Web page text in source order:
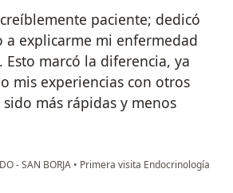
paciente; dedicó
a explicarme mi enfermedad
marcó la diferencia, ya
mis experiencias con otros
más rápidas y menos
- SAN BORJA • Primera visita Endocrinología
Rubio